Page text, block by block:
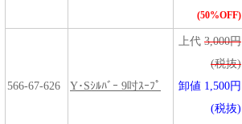
(50%OFF)
566-67-626 Y･Sｼﾙﾊﾞｰ 9吋ｽｰﾌﾟ
上代 3,000円
(税抜)
卸値 1,500円
(税抜)